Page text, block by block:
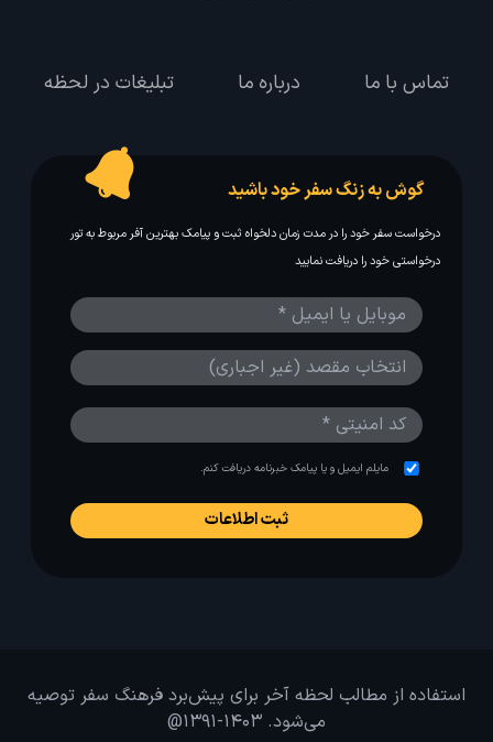
تماس با ما درباره ما تبلیغات در لحظه
گوش به زنگ سفر خود باشید
درخواست سفر خود را در مدت زمان دلخواه ثبت و پیامک بهترین آفر مربوط به تور
درخواستی خود را دریافت نمایید
مایلم ایمیل و یا پیامک خبرنامه دریافت کنم.
استفاده از مطالب لحظه آخر برای پیش‌برد فرهنگ سفر توصیه
می‌شود. 1403-1391@